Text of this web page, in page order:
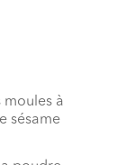
moules à
sésame